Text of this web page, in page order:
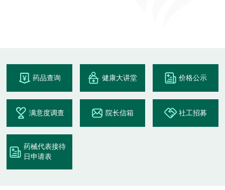
药品查询 健康大讲堂 价格公示
满意度调查 院长信箱 社工招募
药械代表接待
日申请表